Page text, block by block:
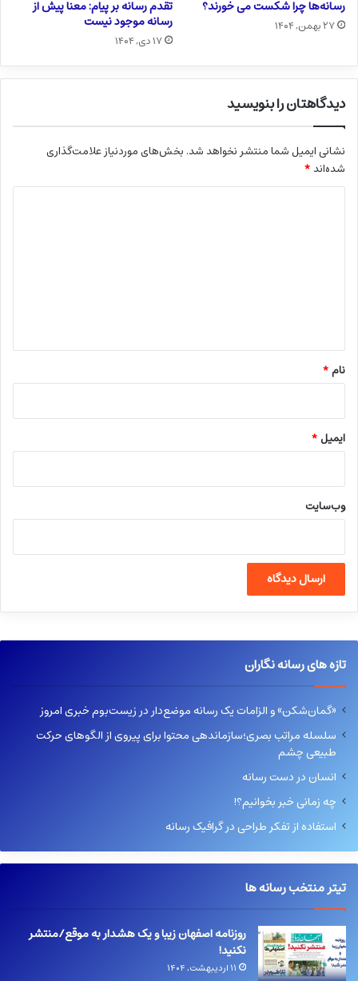
رسانه‌ها چرا شکست می خورند؟
۲۷ بهمن, ۱۴۰۴
تقدم رسانه بر پیام: معنا پیش از
رسانه موجود نیست
۱۷ دی, ۱۴۰۴
دیدگاهتان را بنویسید
نشانی ایمیل شما منتشر نخواهد شد. بخش‌های موردنیاز علامت‌گذاری
شده‌اند*
نام*
ایمیل*
وب‌سایت
تازه های رسانه نگاران
«گمان‌شکن» و الزامات یک رسانه موضع‌دار در زیست‌بوم خبری امروز
سلسله مراتب بصری؛سازماندهی محتوا برای پیروی از الگوهای حرکت
طبیعی چشم
انسان در دست رسانه
چه زمانی خبر بخوانیم؟!
استفاده از تفکر طراحی در گرافیک رسانه
تیتر منتخب رسانه ها
روزنامه اصفهان زیبا و یک هشدار به موقع/منتشر
نکنید!
۱۱ اردیبهشت, ۱۴۰۴